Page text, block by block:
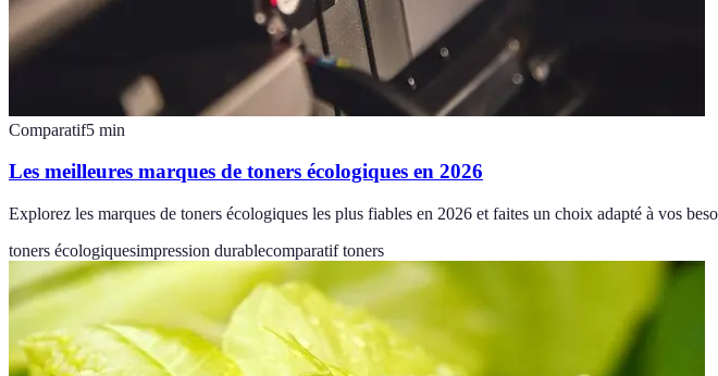
Comparatif5 min
Les meilleures marques de toners écologiques en 2026
Explorez les marques de toners écologiques les plus fiables en 2026 et faites un choix adapté à vos
toners écologiquesimpression durablecomparatif toners